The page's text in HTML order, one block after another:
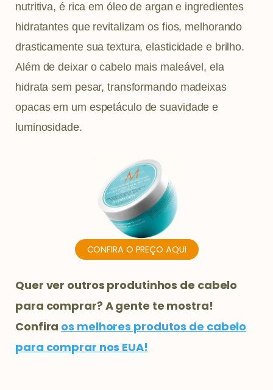
nutritiva, é rica em óleo de argan e ingredientes
hidratantes que revitalizam os fios, melhorando
drasticamente sua textura, elasticidade e brilho.
Além de deixar o cabelo mais maleável, ela
hidrata sem pesar, transformando madeixas
opacas em um espetáculo de suavidade e
luminosidade.
CONFIRA O PREÇO AQUI
Quer ver outros produtinhos de cabelo
para comprar? A gente te mostra!
Confira os melhores produtos de cabelo
para comprar nos EUA!